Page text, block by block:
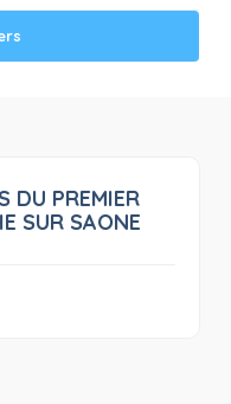
0
DU PREMIER
SUR SAONE